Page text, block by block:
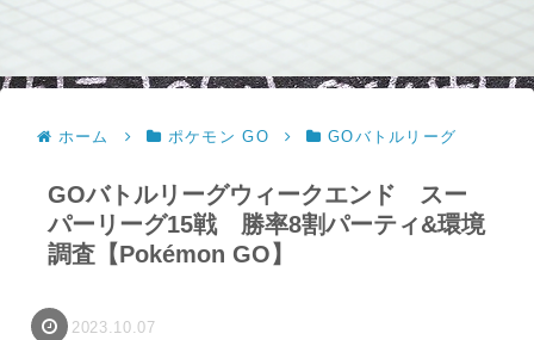
ホーム ポケモン GO GOバトルリーグ
GOバトルリーグウィークエンド スー
パーリーグ15戦 勝率8割パーティ&環境
調査【Pokémon GO】
2023.10.07